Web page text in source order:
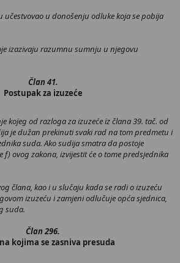
učestvovao u donošenju odluke koja se pobija
izazivaju razumnu sumnju u njegovu
Član 41.
Postupak za izuzeće
kojeg od razloga za izuzeće iz člana 39. tač. od
je dužan prekinuti svaki rad na tom predmetu i
suda. Ako sudija smatra da postoje
f) ovog zakona, izvijestit će o tome predsjednika
člana, kao i u slučaju kada se radi o izuzeću
izuzeću i zamjeni odlučuje opća sjednica,
suda.
Član 296.
kojima se zasniva presuda